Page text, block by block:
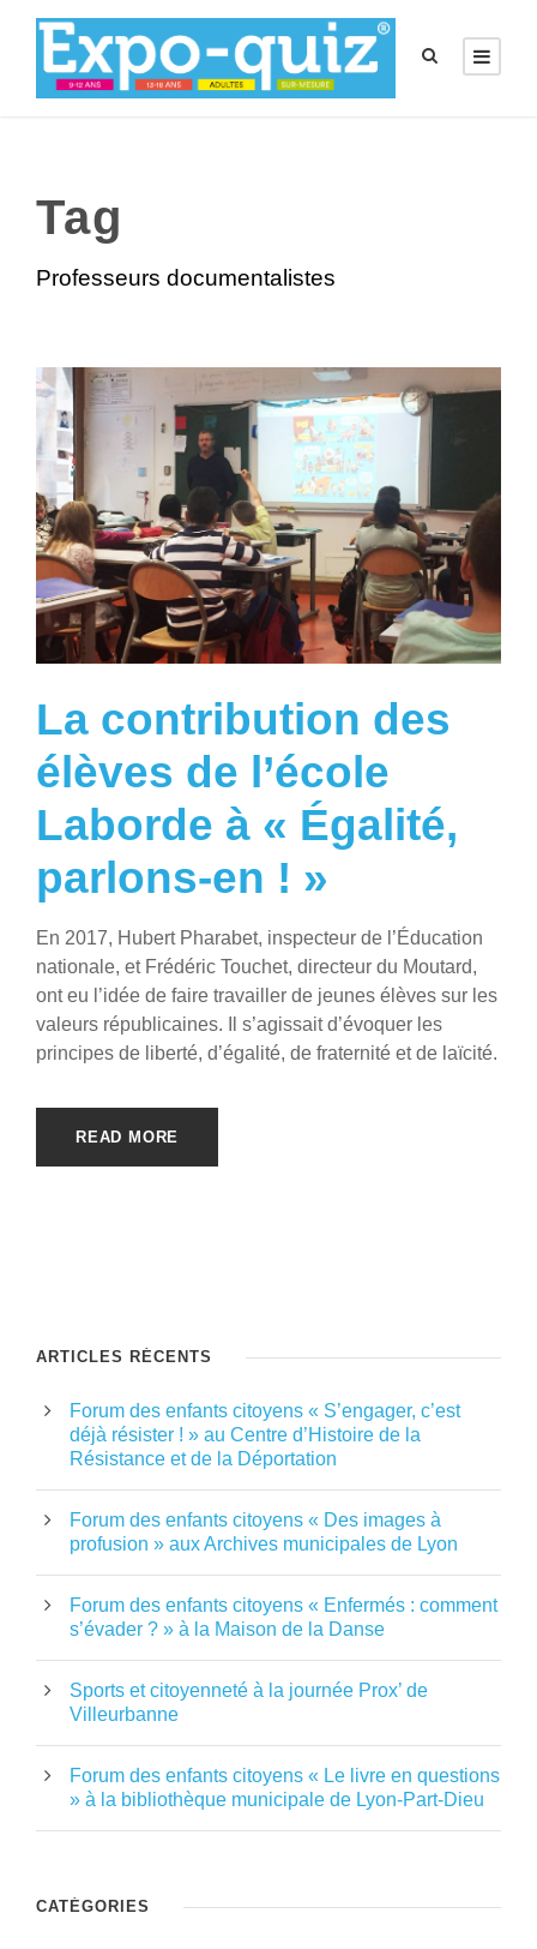
Tag
Professeurs documentalistes
La contribution des
élèves de l’école
Laborde à « Égalité,
parlons-en ! »
En 2017, Hubert Pharabet, inspecteur de l’Éducation
nationale, et Frédéric Touchet, directeur du Moutard,
ont eu l’idée de faire travailler de jeunes élèves sur les
valeurs républicaines. Il s’agissait d’évoquer les
principes de liberté, d’égalité, de fraternité et de laïcité.
READ MORE
ARTICLES RÉCENTS
Forum des enfants citoyens « S’engager, c’est
déjà résister ! » au Centre d’Histoire de la
Résistance et de la Déportation
Forum des enfants citoyens « Des images à
profusion » aux Archives municipales de Lyon
Forum des enfants citoyens « Enfermés : comment
s’évader ? » à la Maison de la Danse
Sports et citoyenneté à la journée Prox’ de
Villeurbanne
Forum des enfants citoyens « Le livre en questions
» à la bibliothèque municipale de Lyon-Part-Dieu
CATÉGORIES